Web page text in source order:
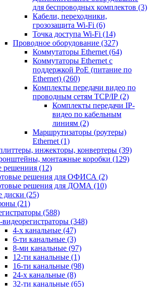
для беспроводных комплектов (3)
Кабели, переходники,
грозозащита Wi-Fi (6)
Точка доступа Wi-Fi (14)
Проводное оборудование (327)
Коммутаторы Ethernet (64)
Коммутаторы Ethernet с
поддержкой PoE (питание по
Ethernet) (260)
Комплекты передачи видео по
проводным сетям TCP/IP (2)
Комплекты передачи IP-
видео по кабельным
линиям (2)
Маршрутизаторы (роутеры)
Ethernet (1)
инжекторы, конвертеры (39)
монтажные коробки (129)
решениия (12)
решения для ОФИСА (2)
решения для ДОМА (10)
диски (25)
(21)
(588)
видеорегистраторы (348)
4-х канальные (47)
6-ти канальные (3)
8-ми канальные (97)
12-ти канальные (1)
16-ти канальные (98)
24-х канальные (8)
32-ти канальные (65)